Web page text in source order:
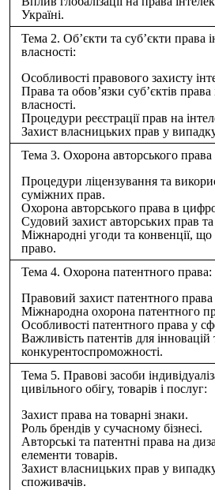
Україні.
Тема 2. Об’єкти та суб’єкти права
власності:
Особливості правового захисту
Права та обов’язки суб’єктів права
власності.
Процедури реєстрації прав на
Захист власницьких прав у
Тема 3. Охорона авторського
Процедури ліцензування та
суміжних прав.
Охорона авторського права в
Судовий захист авторських прав
Міжнародні угоди та конвенції,
право.
Тема 4. Охорона патентного права:
Правовий захист патентного
Міжнародна охорона патентного
Особливості патентного права у
Важливість патентів для інновацій
конкурентоспроможності.
Тема 5. Правові засоби
цивільного обігу, товарів і послуг:
Захист права на товарні знаки.
Роль брендів у сучасному бізнесі.
Авторські та патентні права на
елементи товарів.
Захист власницьких прав у
споживачів.